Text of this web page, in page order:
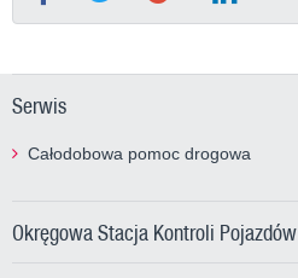
Serwis
Całodobowa pomoc drogowa
Okręgowa Stacja Kontroli Pojazdów